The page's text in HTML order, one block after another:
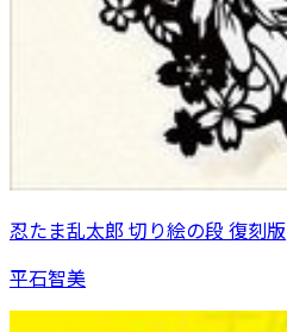
忍たま乱太郎 切り絵の段 復刻版
平石智美